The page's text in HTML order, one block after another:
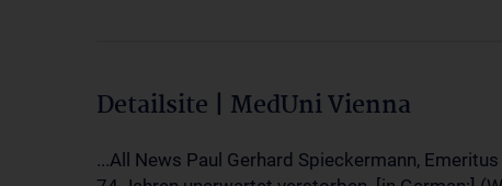
Detailsite | MedUni Vienna
...All News Paul Gerhard Spieckermann,